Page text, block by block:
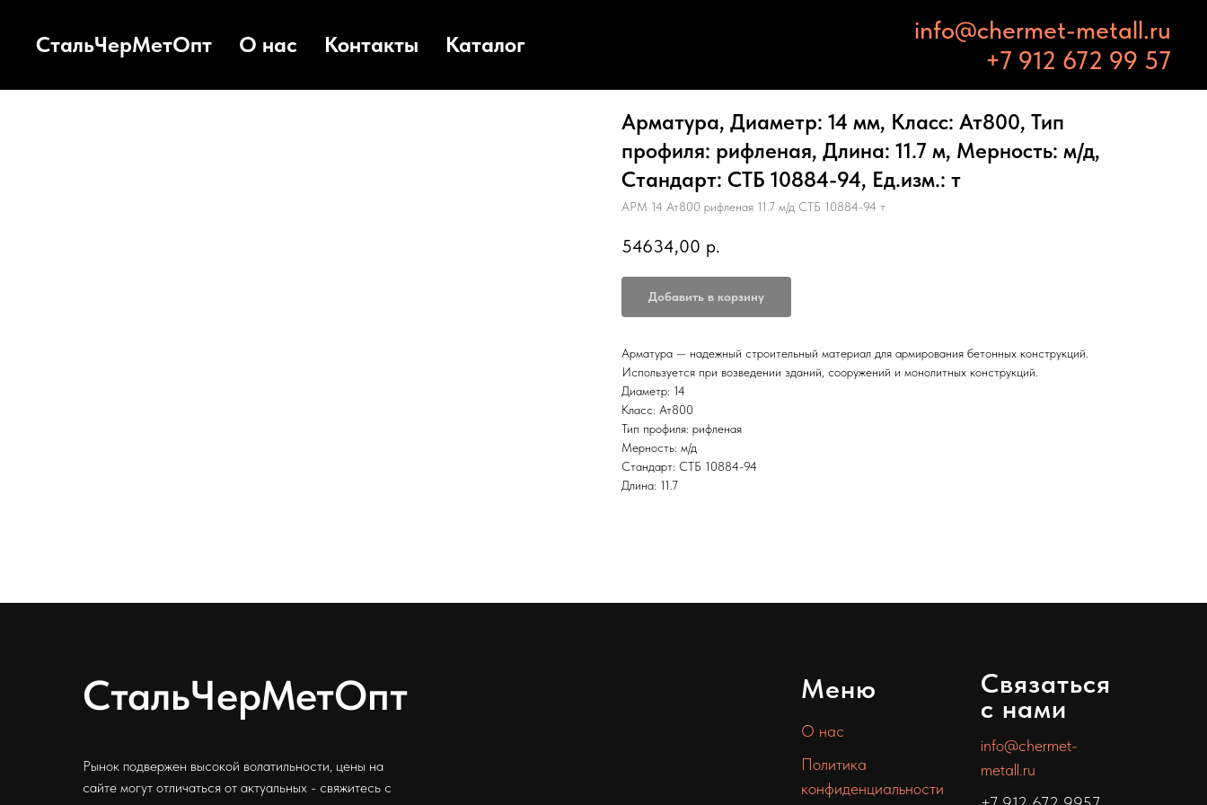
СтальЧерМетОпт О нас Контакты Каталог
info@chermet-metall.ru
+7 912 672 99 57
Арматура, Диаметр: 14 мм, Класс: Ат800, Тип
профиля: рифленая, Длина: 11.7 м, Мерность: м/д,
Стандарт: СТБ 10884-94, Ед.изм.: т
АРМ 14 Ат800 рифленая 11.7 м/д СТБ 10884-94 т
54634,00 р.
Добавить в корзину
Арматура — надежный строительный материал для армирования бетонных конструкций.
Используется при возведении зданий, сооружений и монолитных конструкций.
Диаметр: 14
Класс: Ат800
Тип профиля: рифленая
Мерность: м/д
Стандарт: СТБ 10884-94
Длина: 11.7
СтальЧерМетОпт
Рынок подвержен высокой волатильности, цены на
сайте могут отличаться от актуальных - свяжитесь с
Меню
О нас
Политика
конфиденциальности
Связаться
с нами
info@chermet-
metall.ru